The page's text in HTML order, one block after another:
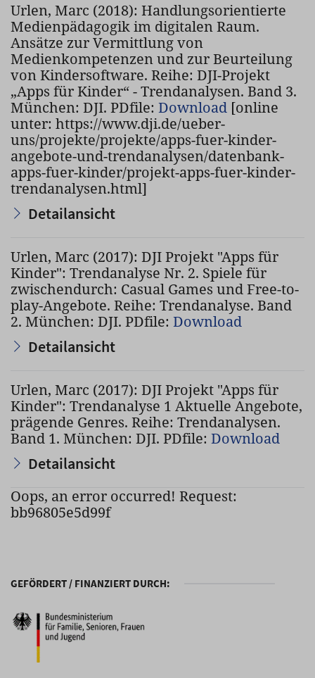
Urlen, Marc (2018): Handlungsorientierte
Medienpädagogik im digitalen Raum.
Ansätze zur Vermittlung von
Medienkompetenzen und zur Beurteilung
von Kindersoftware. Reihe: DJI-Projekt
„Apps für Kinder“ - Trendanalysen. Band 3.
München: DJI. PDfile: Download [online
unter: https://www.dji.de/ueber-
uns/projekte/projekte/apps-fuer-kinder-
angebote-und-trendanalysen/datenbank-
apps-fuer-kinder/projekt-apps-fuer-kinder-
trendanalysen.html]
Detailansicht
Urlen, Marc (2017): DJI Projekt "Apps für
Kinder": Trendanalyse Nr. 2. Spiele für
zwischendurch: Casual Games und Free-to-
play-Angebote. Reihe: Trendanalyse. Band
2. München: DJI. PDfile: Download
Detailansicht
Urlen, Marc (2017): DJI Projekt "Apps für
Kinder": Trendanalyse 1 Aktuelle Angebote,
prägende Genres. Reihe: Trendanalysen.
Band 1. München: DJI. PDfile: Download
Detailansicht
Oops, an error occurred! Request:
bb96805e5d99f
GEFÖRDERT / FINANZIERT DURCH: